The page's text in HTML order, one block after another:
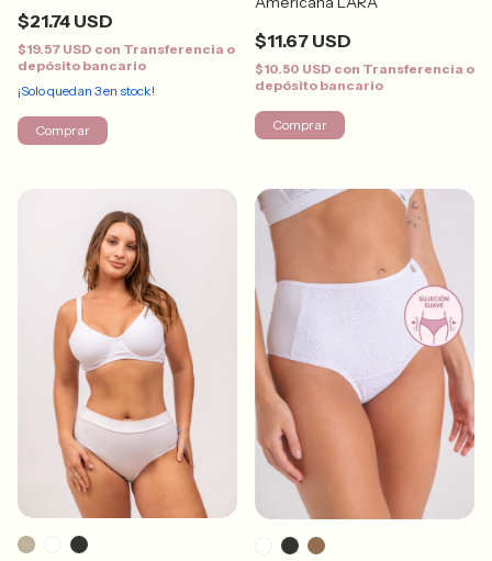
$21.74 USD
$19.57 USD con Transferencia o
depósito bancario
¡Solo quedan 3en stock!
Comprar
$11.67 USD
$10.50 USD con Transferencia o
depósito bancario
Comprar